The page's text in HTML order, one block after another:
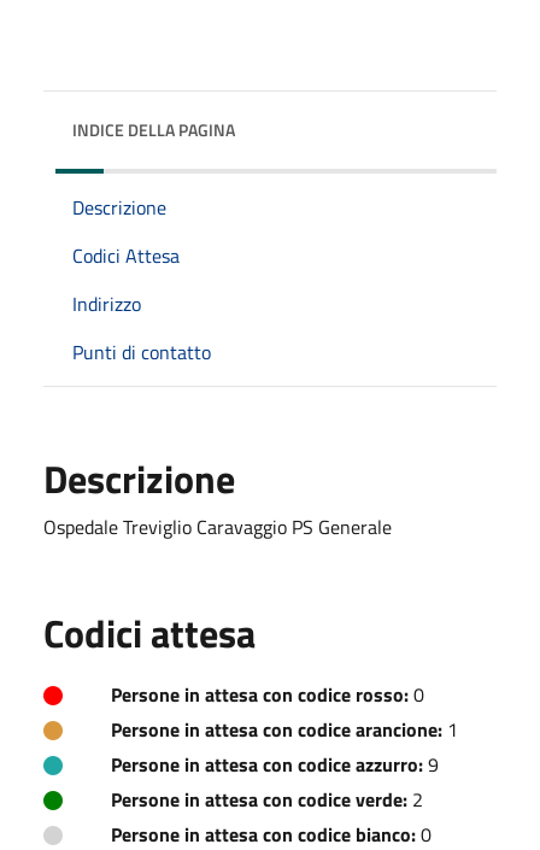
INDICE DELLA PAGINA
Descrizione
Codici Attesa
Indirizzo
Punti di contatto
Descrizione
Ospedale Treviglio Caravaggio PS Generale
Codici attesa
Persone in attesa con codice rosso:0
Persone in attesa con codice arancione: 1
Persone in attesa con codice azzurro:9
Persone in attesa con codice verde: 2
Persone in attesa con codice bianco:0